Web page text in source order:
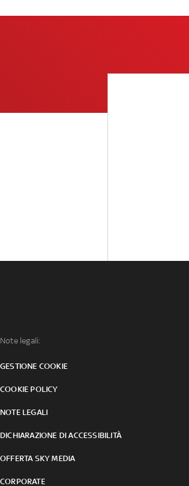
Note legali:
GESTIONE COOKIE
COOKIE POLICY
NOTE LEGALI
DICHIARAZIONE DI ACCESSIBILITÀ
OFFERTA SKY MEDIA
CORPORATE